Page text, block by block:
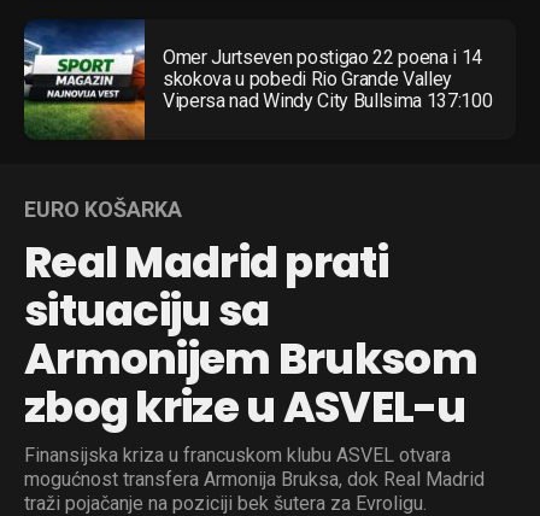
Omer Jurtseven postigao 22 poena i 14
skokova u pobedi Rio Grande Valley
Vipersa nad Windy City Bullsima 137:100
EURO KOŠARKA
Real Madrid prati
situaciju sa
Armonijem Bruksom
zbog krize u ASVEL-u
Finansijska kriza u francuskom klubu ASVEL otvara
mogućnost transfera Armonija Bruksa, dok Real Madrid
traži pojačanje na poziciji bek šutera za Evroligu.